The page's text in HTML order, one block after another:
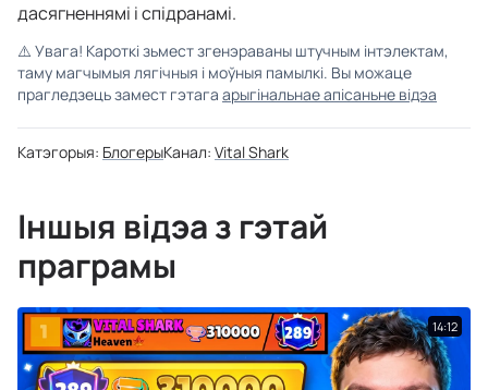
дасягненнямі і спідранамі.
⚠️ Увага! Кароткі зьмест згенэраваны штучным інтэлектам,
таму магчымыя лягічныя і моўныя памылкі. Вы можаце
прагледзець замест гэтага арыгінальнае апісаньне відэа
Катэгорыя: БлогерыКанал: Vital Shark
Іншыя відэа з гэтай
праграмы
14:12